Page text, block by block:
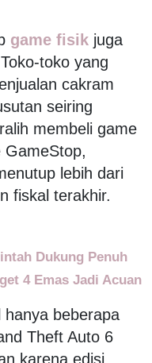
game fisik juga
toko yang
cakram
seiring
membeli game
lebih dari
fiskal terakhir.
Dukung Penuh
4 Emas Jadi Acuan
hanya beberapa
Theft Auto 6
karena edisi